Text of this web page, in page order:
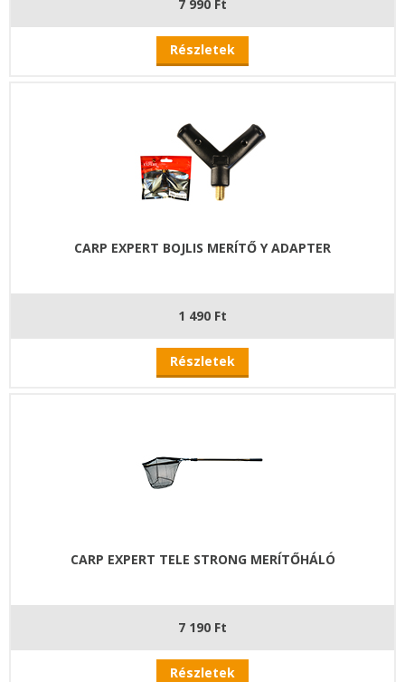
7 990 Ft
Részletek
CARP EXPERT BOJLIS MERÍTŐ Y ADAPTER
1 490 Ft
Részletek
CARP EXPERT TELE STRONG MERÍTŐHÁLÓ
7 190 Ft
Részletek